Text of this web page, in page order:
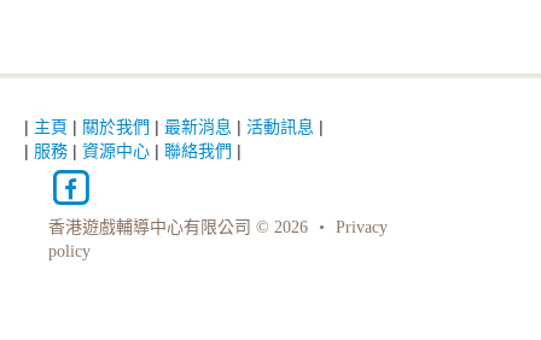
| 主頁 | 關於我們 | 最新消息 | 活動訊息 |
| 服務 | 資源中心 | 聯絡我們 |
香港遊戲輔導中心有限公司 © 2026 •
Privacy
policy